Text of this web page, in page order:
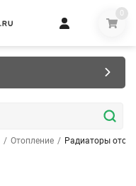
0
/ Отопление / Радиаторы